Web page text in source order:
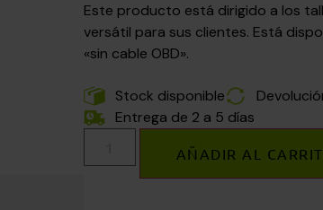
Este producto está dirigido a los
versátil para sus clientes. Está
«sin cable OBD».
Stock disponible
Entrega de 2 a 5 días
AÑADIR AL